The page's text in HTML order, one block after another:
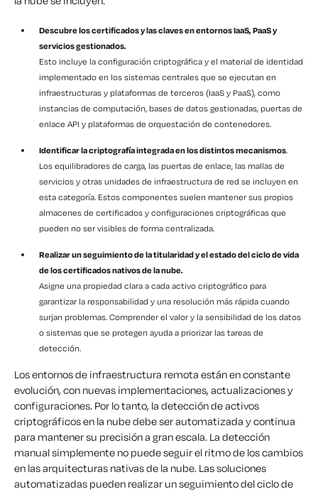
Descubre los certificados y las claves en entornos IaaS, PaaS y
servicios gestionados.
Esto incluye la configuración criptográfica y el material de identidad
implementado en los sistemas centrales que se ejecutan en
infraestructuras y plataformas de terceros (IaaS y PaaS), como
instancias de computación, bases de datos gestionadas, puertas de
enlace API y plataformas de orquestación de contenedores.
Identificar la criptografía integrada en los distintos mecanismos.
Los equilibradores de carga, las puertas de enlace, las mallas de
servicios y otras unidades de infraestructura de red se incluyen en
esta categoría. Estos componentes suelen mantener sus propios
almacenes de certificados y configuraciones criptográficas que
pueden no ser visibles de forma centralizada.
Realizar un seguimiento de la titularidad y el estado del ciclo de vida
de los certificados nativos de la nube.
Asigne una propiedad clara a cada activo criptográfico para
garantizar la responsabilidad y una resolución más rápida cuando
surjan problemas. Comprender el valor y la sensibilidad de los datos
o sistemas que se protegen ayuda a priorizar las tareas de
detección.
Los entornos de infraestructura remota están en constante
evolución, con nuevas implementaciones, actualizaciones y
configuraciones. Por lo tanto, la detección de activos
criptográficos en la nube debe ser automatizada y continua
para mantener su precisión a gran escala. La detección
manual simplemente no puede seguir el ritmo de los cambios
en las arquitecturas nativas de la nube. Las soluciones
automatizadas pueden realizar un seguimiento del ciclo de